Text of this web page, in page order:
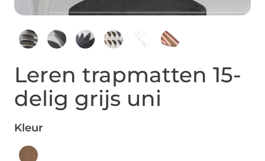
Leren trapmatten 15-
delig grijs uni
Kleur